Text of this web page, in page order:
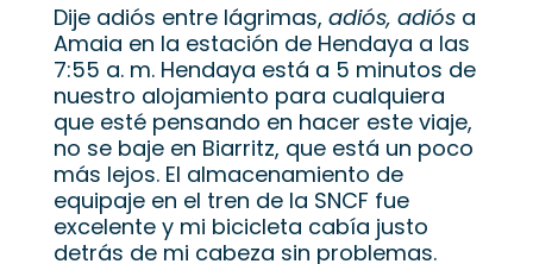
Dije adiós entre lágrimas, adiós, adiósa
Amaia en la estación de Hendaya a las
7:55 a. m. Hendaya está a 5 minutos de
nuestro alojamiento para cualquiera
que esté pensando en hacer este viaje,
no se baje en Biarritz, que está un poco
más lejos. El almacenamiento de
equipaje en el tren de la SNCF fue
excelente y mi bicicleta cabía justo
detrás de mi cabeza sin problemas.